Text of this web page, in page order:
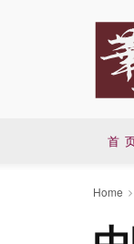
首
Home